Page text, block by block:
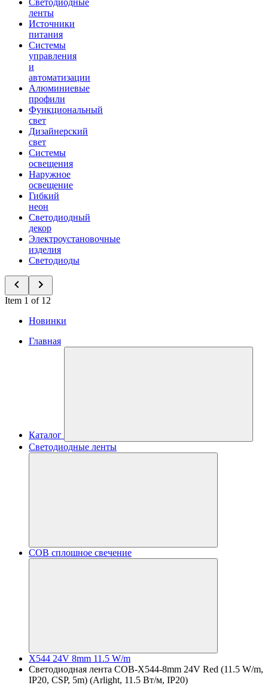
Светодиодные
ленты
Источники
питания
Системы
управления
и
автоматизации
Алюминиевые
профили
Функциональный
свет
Дизайнерский
свет
Системы
освещения
Наружное
освещение
Гибкий
неон
Светодиодный
декор
Электроустановочные
изделия
Светодиоды
Item 1 of 12
Новинки
Главная
Каталог
Светодиодные ленты
COB сплошное свечение
X544 24V 8mm 11.5 W/m
Светодиодная лента COB-X544-8mm 24V Red (11.5 W/m,
IP20, CSP, 5m) (Arlight, 11.5 Вт/м, IP20)